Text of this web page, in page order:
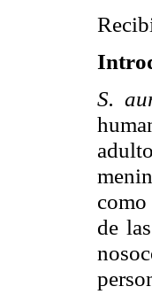
S.
de